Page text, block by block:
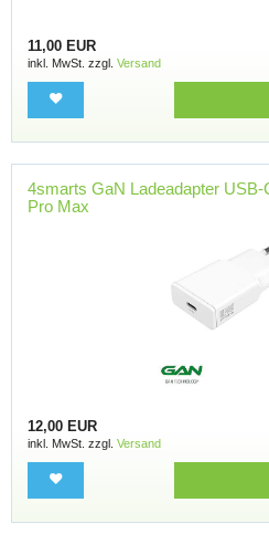
11,00 EUR
inkl. MwSt. zzgl. Versand
4smarts GaN Ladeadapter USB-
Pro Max
12,00 EUR
inkl. MwSt. zzgl. Versand